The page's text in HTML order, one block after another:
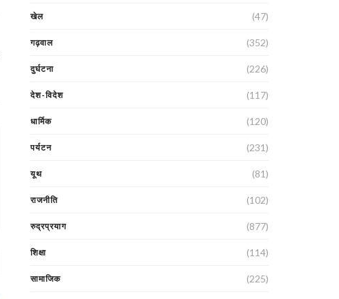
खेल (47)
गढ़वाल (352)
दुर्घटना (226)
देश-विदेश (117)
धार्मिक (120)
पर्यटन (231)
यूथ (81)
राजनीति (102)
रुद्रप्रयाग (877)
शिक्षा (114)
सामाजिक (225)